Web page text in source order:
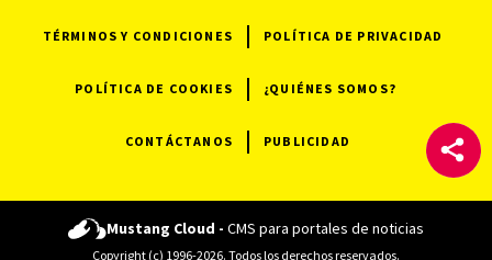
TÉRMINOS Y CONDICIONES POLÍTICA DE PRIVACIDAD
POLÍTICA DE COOKIES ¿QUIÉNES SOMOS?
CONTÁCTANOS PUBLICIDAD
Mustang Cloud - CMS para portales de noticias
Copyright (c) 1996-2026. Todos los derechos reservados.